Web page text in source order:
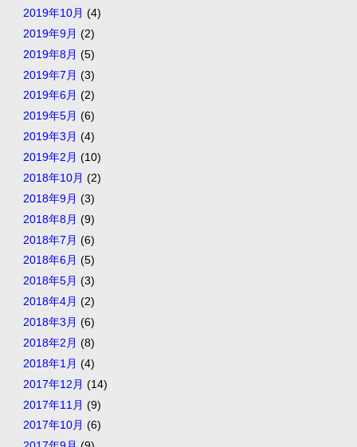
2019年10月 (4)
2019年9月 (2)
2019年8月 (5)
2019年7月 (3)
2019年6月 (2)
2019年5月 (6)
2019年3月 (4)
2019年2月 (10)
2018年10月 (2)
2018年9月 (3)
2018年8月 (9)
2018年7月 (6)
2018年6月 (5)
2018年5月 (3)
2018年4月 (2)
2018年3月 (6)
2018年2月 (8)
2018年1月 (4)
2017年12月 (14)
2017年11月 (9)
2017年10月 (6)